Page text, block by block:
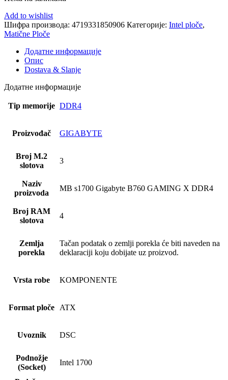
Add to wishlist
Шифра производа: 4719331850906 Категорије: Intel ploče,
Matične Ploče
Додатне информације
Опис
Dostava & Slanje
Додатне информације
Tip memorije DDR4
Proizvođač GIGABYTE
Broj M.2
slotova
3
Naziv
proizvoda
MB s1700 Gigabyte B760 GAMING X DDR4
Broj RAM
slotova
4
Zemlja
porekla
Tačan podatak o zemlji porekla će biti naveden na
deklaraciji koju dobijate uz proizvod.
Vrsta robe KOMPONENTE
Format ploče ATX
Uvoznik DSC
Podnožje
(Socket)
Intel 1700